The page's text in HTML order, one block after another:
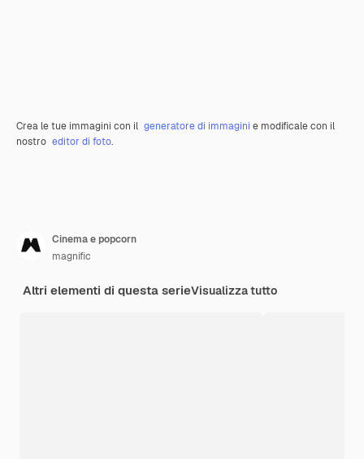
Crea le tue immagini con il generatore di immagini e modificale con il
nostro editor di foto.
Cinema e popcorn
magnific
Altri elementi di questa serieVisualizza tutto